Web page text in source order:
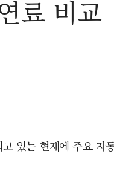
료 비교
있는 현재에 주요 자